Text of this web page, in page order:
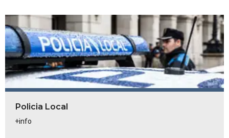
Policia Local
+info